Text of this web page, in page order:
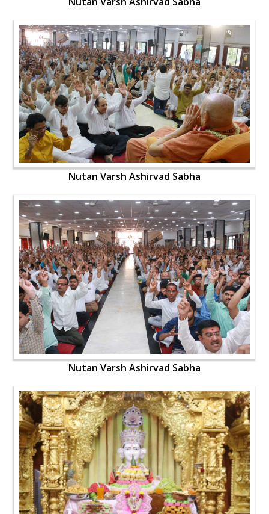
Nutan Varsh Ashirvad Sabha
Nutan Varsh Ashirvad Sabha